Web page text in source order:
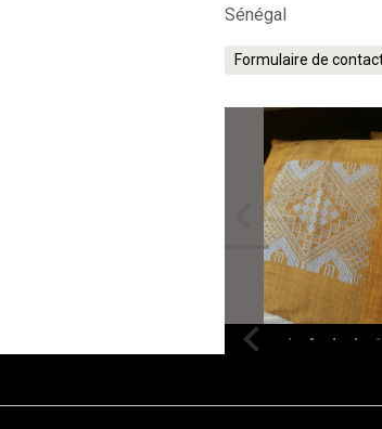
Sénégal
Formulaire de